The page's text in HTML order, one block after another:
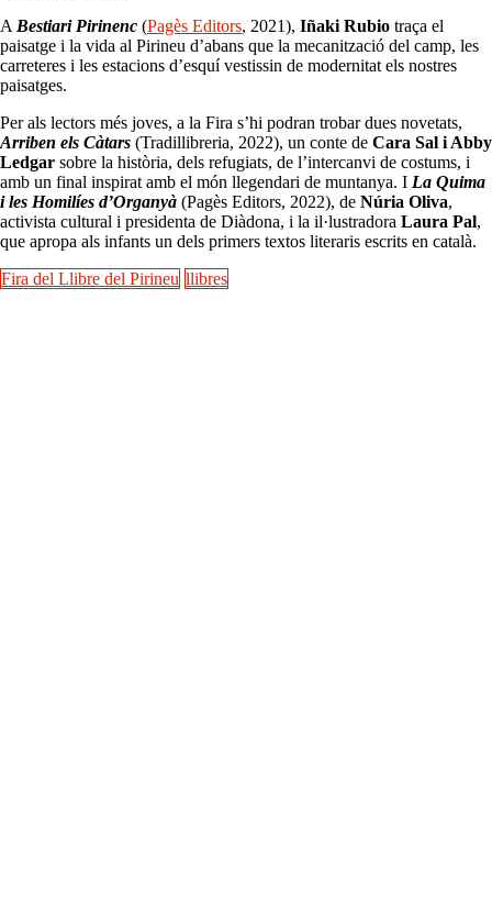
ABestiari Pirinenc (Pagès Editors, 2021), Iñaki Rubio traça el
paisatge i la vida al Pirineu d’abans que la mecanització del camp, les
carreteres i les estacions d’esquí vestissin de modernitat els nostres
paisatges.
Per als lectors més joves, a la Fira s’hi podran trobar dues novetats,
Arriben els Càtars (Tradillibreria, 2022), un conte de Cara Sal i Abby
Ledgar sobre la història, dels refugiats, de l’intercanvi de costums, i
amb un final inspirat amb el món llegendari de muntanya. I La Quima
i les Homilíes d’Organyà (Pagès Editors, 2022), de Núria Oliva,
activista cultural i presidenta de Diàdona, i la il·lustradora Laura Pal,
que apropa als infants un dels primers textos literaris escrits en català.
Fira del Llibre del Pirineu llibres